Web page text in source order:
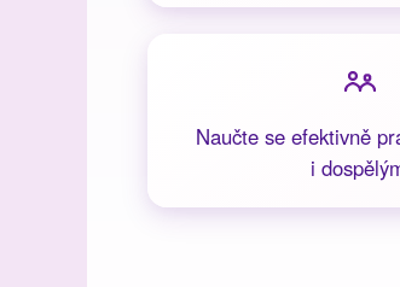
Naučte se efektivně
i